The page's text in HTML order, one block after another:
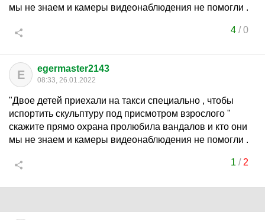
мы не знаем и камеры видеонаблюдения не помогли .
4/0
E egermaster2143
08:33, 26.01.2022
"Двое детей приехали на такси специально , чтобы
испортить скульптуру под присмотром взрослого "
скажите прямо охрана пролюбила вандалов и кто они
мы не знаем и камеры видеонаблюдения не помогли .
1 / 2